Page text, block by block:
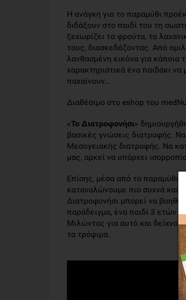
Η ανάγκη για το παραμύθι
διδάξουν στο παιδί του τη
ξεχωρίζει τα φρούτα, τα
τους, διασκεδάζοντας. Από
λανθασμένη εικόνα για κάποια
χαρακτηριστικά ένα παιδάκι
παχαίνουν...
Διαθέσιμο στο eshop του
«Το Διατροφονήσι»
βασικές γνώσεις διατροφής.
Μεσογειακής διατροφής. Να
μας, αρκεί να υπάρχει
Επίσης, μέσα από το παραμύθι
καταναλώνουμε πιο συχνά και
Διατροφονήσι μπορεί να
παράδειγμα, ένα παιδί 3 ετών
Μιλώντας για αυτό και
τα τρόφιμα.